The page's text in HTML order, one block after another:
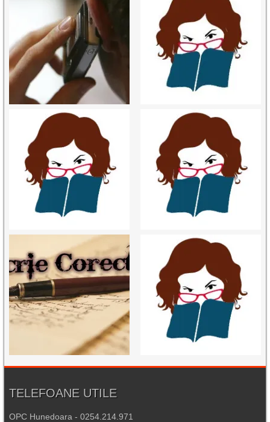
TELEFOANE UTILE
OPC Hunedoara - 0254.214.971